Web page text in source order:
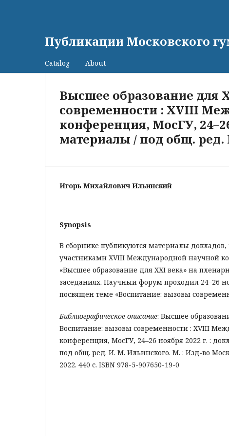
Публикации Московского
Catalog About
Высшее образование для
современности : XVIII
конференция, МосГУ,
материалы / под общ.
Игорь Михайлович Ильинский
Synopsis
В сборнике публикуются материалы
участниками XVIII Международной научной
«Высшее образование для XXI века» на
заседаниях. Научный форум проходил 24–26
посвящен теме «Воспитание: вызовы
Библиографическое описание: Высшее
Воспитание: вызовы современности : XVIII
конференция, МосГУ, 24–26 ноября 2022 г. :
под общ. ред. И. М. Ильинского. М. : Изд-во
2022. 440 с. ISBN 978-5-907650-19-0